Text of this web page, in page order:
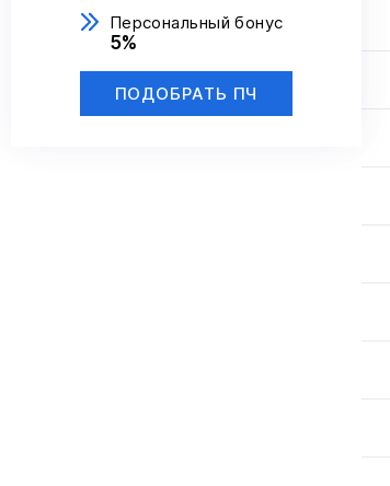
Персональный бонус
5%
ПОДОБРАТЬ ПЧ